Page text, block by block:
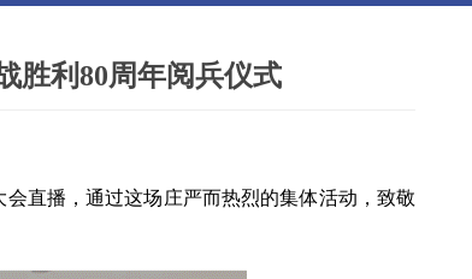
胜利80周年阅兵仪式
直播，通过这场庄严而热烈的集体活动，致敬